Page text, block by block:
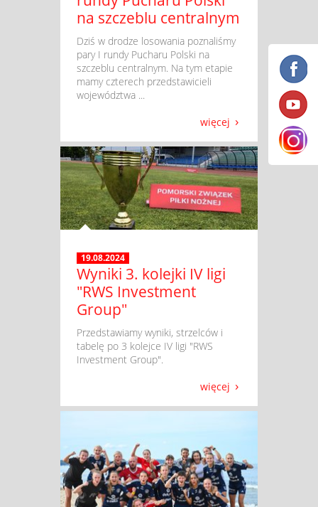
na szczeblu centralnym
​ Dziś w drodze losowania poznaliśmy
pary I rundy Pucharu Polski na
szczeblu centralnym. Na tym etapie
mamy czterech przedstawicieli
województwa ...
więcej
19.08.2024
Wyniki 3. kolejki IV ligi
"RWS Investment
Group"
​ Przedstawiamy wyniki, strzelców i
tabelę po 3 kolejce IV ligi "RWS
Investment Group".
więcej